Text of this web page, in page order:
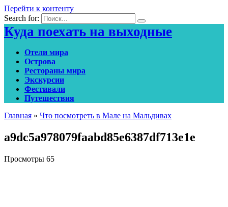
Перейти к контенту
Search for:
Куда поехать на выходные
Отели мира
Острова
Рестораны мира
Экскурсии
Фестивали
Путешествия
Главная » Что посмотреть в Мале на Мальдивах
a9dc5a978079faabd85e6387df713e1e
Просмотры 65